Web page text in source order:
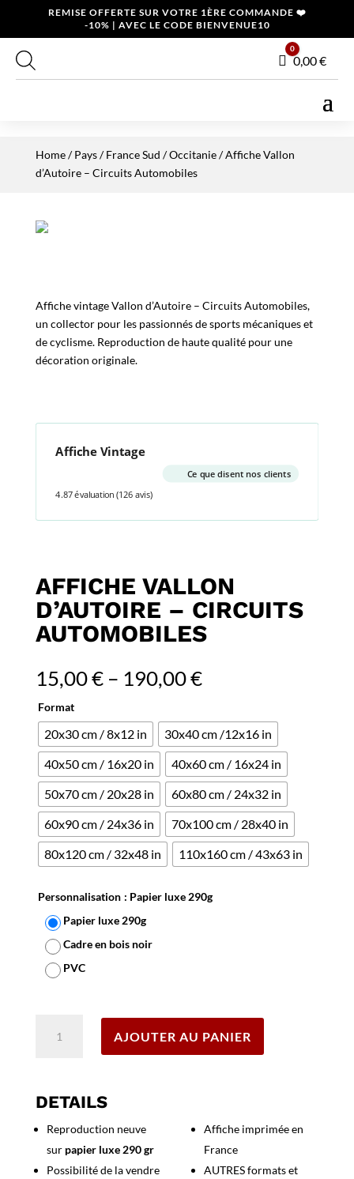
REMISE OFFERTE SUR VOTRE 1ÈRE COMMANDE ❤️
-10% | AVEC LE CODE BIENVENUE10
Panier
0
0,00€
Home/Pays/France Sud /Occitanie/ Affiche Vallon
d’Autoire – Circuits Automobiles
Affiche vintage Vallon d’Autoire – Circuits Automobiles,
un collector pour les passionnés de sports mécaniques et
de cyclisme. Reproduction de haute qualité pour une
décoration originale.
Affiche Vintage
Ce que disent nos clients
4.87 évaluation (126 avis)
AFFICHE VALLON
D’AUTOIRE – CIRCUITS
AUTOMOBILES
15,00€– 190,00€
Format
20x30 cm / 8x12 in
30x40 cm /12x16 in
40x50 cm / 16x20 in
40x60 cm / 16x24 in
50x70 cm / 20x28 in
60x80 cm / 24x32 in
60x90 cm / 24x36 in
70x100 cm / 28x40 in
80x120 cm / 32x48 in
110x160 cm / 43x63 in
Personnalisation : Papier luxe 290g
Papier luxe 290g
Cadre en bois noir
PVC
d'Autoire
Circuits
Automobiles
AJOUTER AU PANIER
DETAILS
Reproduction neuve
sur papier luxe 290 gr
Possibilité de la vendre
Affiche imprimée en
France
AUTRES formats et